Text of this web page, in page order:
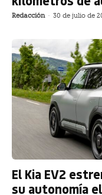
Redacción - 30 de julio de
El Kia EV2
su autonomía